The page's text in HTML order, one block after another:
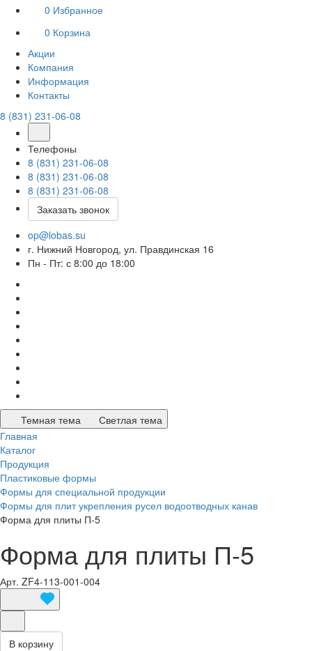
0 Избранное
0 Корзина
Акции
Компания
Информация
Контакты
8 (831) 231-06-08
Телефоны
8 (831) 231-06-08
8 (831) 231-06-08
8 (831) 231-06-08
Заказать звонок
op@lobas.su
г. Нижний Новгород, ул. Правдинская 16
Пн - Пт: с 8:00 до 18:00
Темная тема
Светлая тема
Главная
Каталог
Продукция
Пластиковые формы
Формы для специальной продукции
Формы для плит укрепления русел водоотводных канав
Форма для плиты П-5
Форма для плиты П-5
Арт. ZF4-113-001-004
В корзину